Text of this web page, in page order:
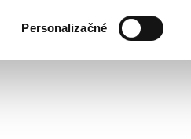
Personalizačné